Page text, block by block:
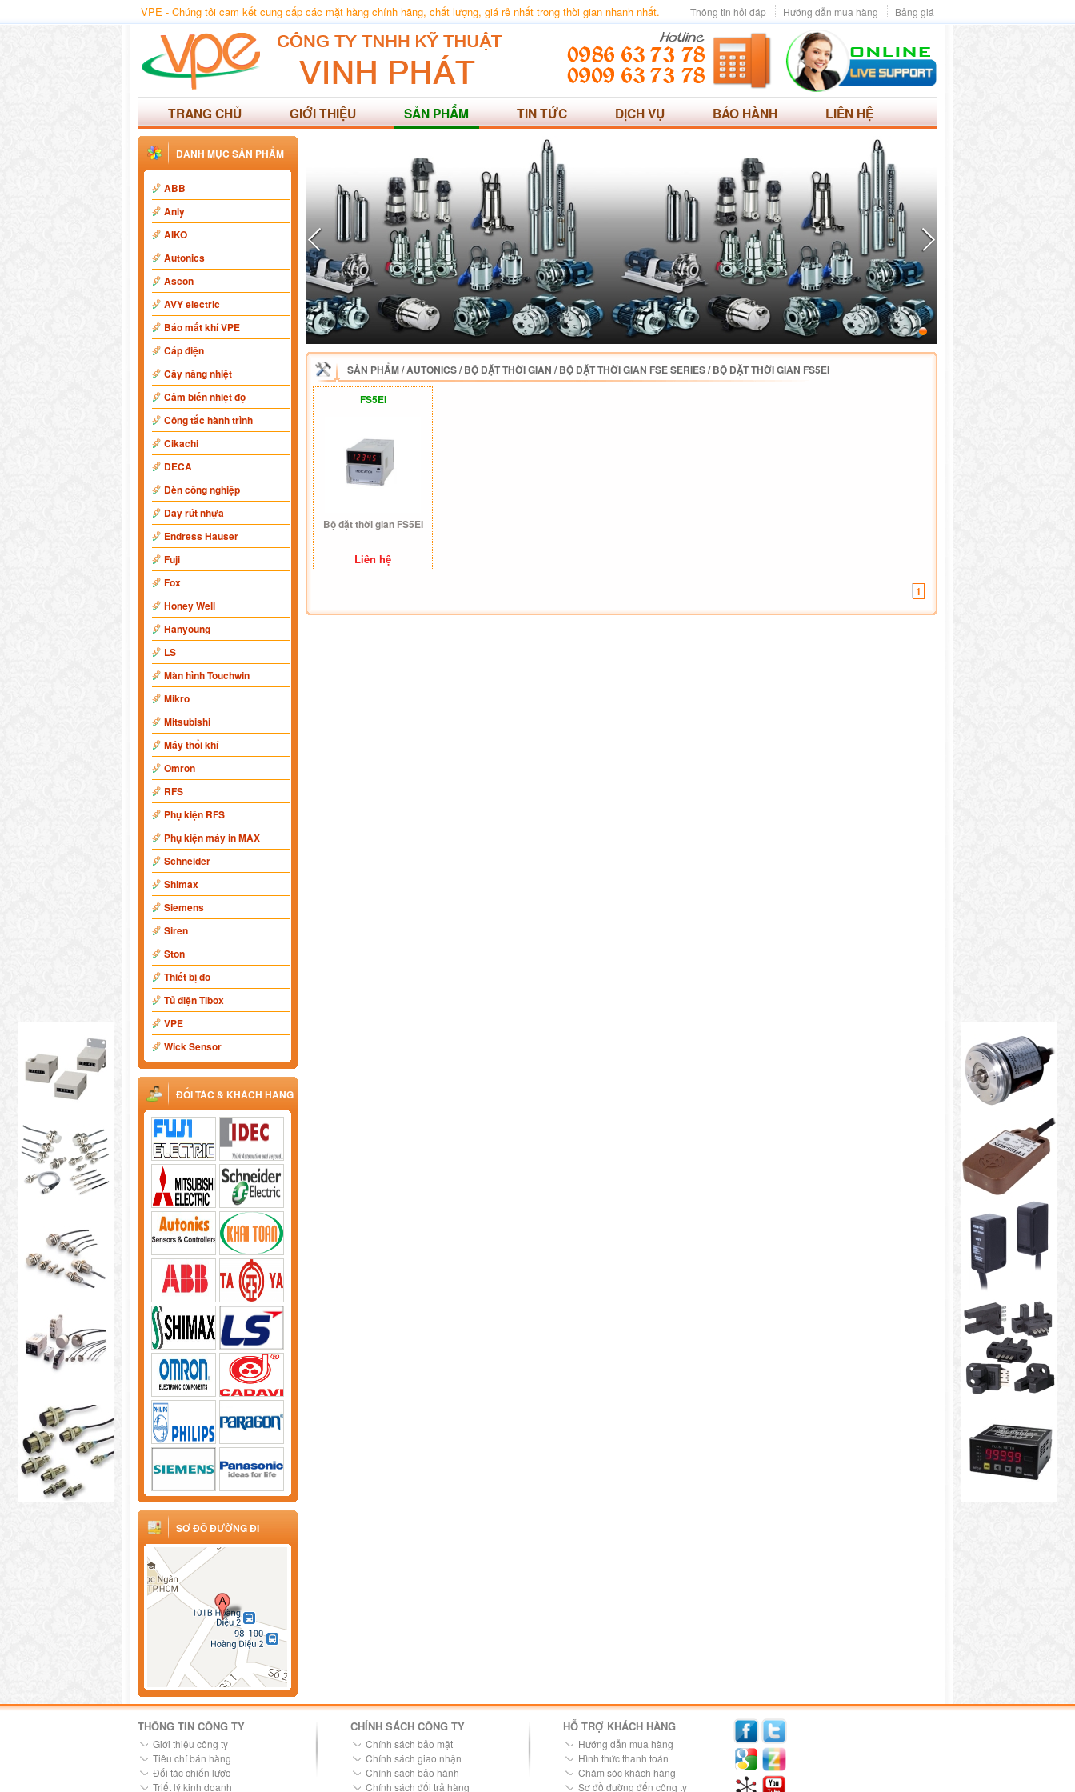
VPE - Chúng tôi cam kết cung cấp các mặt hàng chính hãng, chất lượng, giá rẻ nhất trong thời gian nhanh nhất. Bảng giá
Hướng dẫn mua hàng
Thông tin hỏi đáp
TRANG CHỦ GIỚI THIỆU SẢN PHẨM TIN TỨC DỊCH VỤ BẢO HÀNH LIÊN HỆ
DANH MỤC SẢN PHẨM
ABB
Anly
AIKO
Autonics
Ascon
AVY electric
Báo mất khí VPE
Cáp điện
Cây nâng nhiệt
Cảm biến nhiệt độ
Công tắc hành trình
Cikachi
DECA
Đèn công nghiệp
Dây rút nhựa
Endress Hauser
Fuji
Fox
Honey Well
Hanyoung
LS
Màn hình Touchwin
Mikro
Mitsubishi
Máy thổi khí
Omron
RFS
Phụ kiện RFS
Phụ kiện máy in MAX
Schneider
Shimax
Siemens
Siren
Ston
Thiết bị đo
Tủ điện Tibox
VPE
Wick Sensor
ĐỐI TÁC & KHÁCH HÀNG
SƠ ĐỒ ĐƯỜNG ĐI
SẢN PHẨM/AUTONICS/BỘ ĐẶT THỜI GIAN /BỘ ĐẶT THỜI GIAN FSE SERIES/BỘ ĐẶT THỜI GIAN FS5EI
FS5EI
Bộ đặt thời gian FS5EI
Liên hệ
1
THÔNG TIN CÔNG TY
Giới thiệu công ty
Tiêu chí bán hàng
Đối tác chiến lược
Triết lý kinh doanh
CHÍNH SÁCH CÔNG TY
Chính sách bảo mật
Chính sách giao nhận
Chính sách bảo hành
Chính sách đổi trả hàng
HỖ TRỢ KHÁCH HÀNG
Hướng dẫn mua hàng
Hình thức thanh toán
Chăm sóc khách hàng
Sơ đồ đường đến công ty